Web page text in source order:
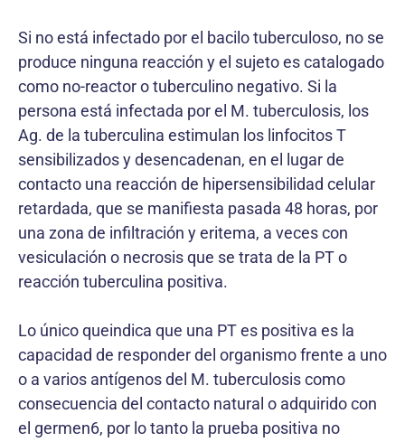
Si no está infectado por el bacilo tuberculoso, no se
produce ninguna reacción y el sujeto es catalogado
como no-reactor o tuberculino negativo. Si la
persona está infectada por el M. tuberculosis, los
Ag. de la tuberculina estimulan los linfocitos T
sensibilizados y desencadenan, en el lugar de
contacto una reacción de hipersensibilidad celular
retardada, que se manifiesta pasada 48 horas, por
una zona de infiltración y eritema, a veces con
vesiculación o necrosis que se trata de la PT o
reacción tuberculina positiva.
Lo único queindica que una PT es positiva es la
capacidad de responder del organismo frente a uno
o a varios antígenos del M. tuberculosis como
consecuencia del contacto natural o adquirido con
el germen6, por lo tanto la prueba positiva no